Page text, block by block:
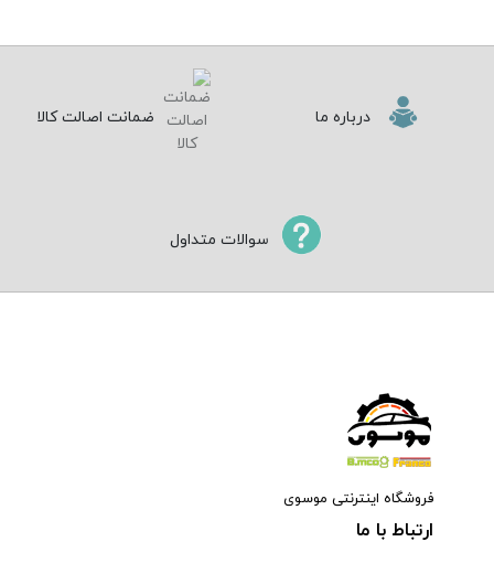
درباره ما ضمانت اصالت کالا
سوالات متداول
فروشگاه اینترنتی موسوی
ارتباط با ما